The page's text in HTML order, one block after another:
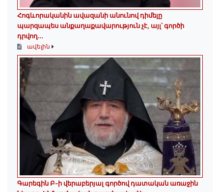
Հոգևորականին ավազանի անունով դիմելը
պարզապես անքաղաքավարություն չէ, այլ՝ գործի
դրվող...
ավելին
Գարեգին Բ-ի վերաբերյալ գործով դատական առաջին